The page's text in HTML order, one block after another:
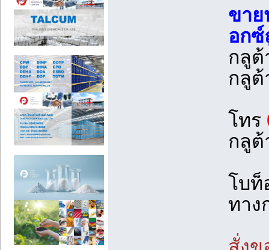
ขาย
อก
กลู
กลูต้
โทร
กลูต้
โบท็
ทาง